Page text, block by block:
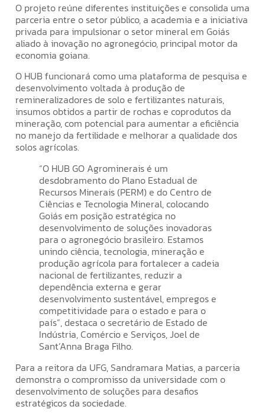
O projeto reúne diferentes instituições e consolida uma
parceria entre o setor público, a academia e a iniciativa
privada para impulsionar o setor mineral em Goiás
aliado à inovação no agronegócio, principal motor da
economia goiana.
O HUB funcionará como uma plataforma de pesquisa e
desenvolvimento voltada à produção de
remineralizadores de solo e fertilizantes naturais,
insumos obtidos a partir de rochas e coprodutos da
mineração, com potencial para aumentar a eficiência
no manejo da fertilidade e melhorar a qualidade dos
solos agrícolas.
“O HUB GO Agrominerais é um
desdobramento do Plano Estadual de
Recursos Minerais (PERM) e do Centro de
Ciências e Tecnologia Mineral, colocando
Goiás em posição estratégica no
desenvolvimento de soluções inovadoras
para o agronegócio brasileiro. Estamos
unindo ciência, tecnologia, mineração e
produção agrícola para fortalecer a cadeia
nacional de fertilizantes, reduzir a
dependência externa e gerar
desenvolvimento sustentável, empregos e
competitividade para o estado e para o
país”, destaca o secretário de Estado de
Indústria, Comércio e Serviços, Joel de
Sant’Anna Braga Filho.
Para a reitora da UFG, Sandramara Matias, a parceria
demonstra o compromisso da universidade com o
desenvolvimento de soluções para desafios
estratégicos da sociedade.